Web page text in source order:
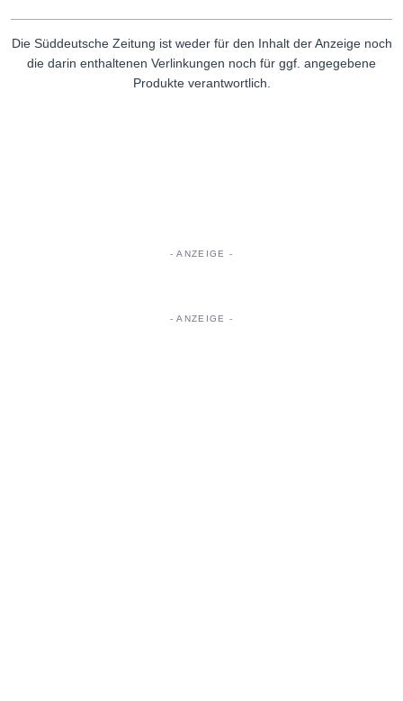
Die Süddeutsche Zeitung ist weder für den Inhalt der Anzeige noch
die darin enthaltenen Verlinkungen noch für ggf. angegebene
Produkte verantwortlich.